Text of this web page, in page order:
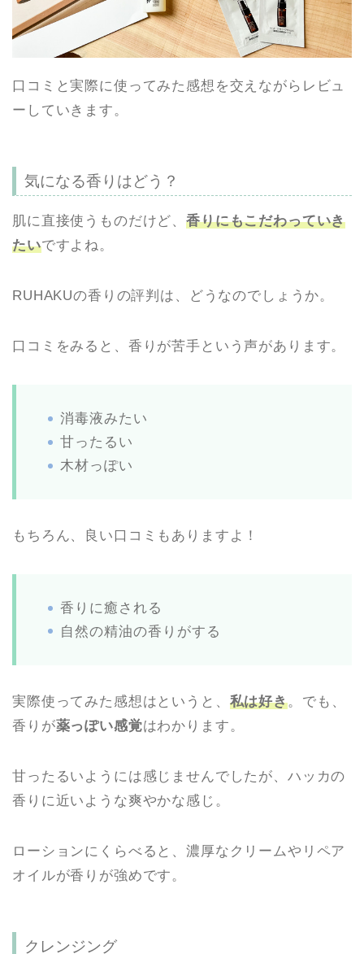
口コミと実際に使ってみた感想を交えながらレビュ
ーしていきます。
気になる香りはどう？
肌に直接使うものだけど、香りにもこだわっていき
たいですよね。
RUHAKUの香りの評判は、どうなのでしょうか。
口コミをみると、香りが苦手という声があります。
消毒液みたい
甘ったるい
木材っぽい
もちろん、良い口コミもありますよ！
香りに癒される
自然の精油の香りがする
実際使ってみた感想はというと、 私は好き。でも、
香りが薬っぽい感覚はわかります。
甘ったるいようには感じませんでしたが、ハッカの
香りに近いような爽やかな感じ。
ローションにくらべると、濃厚なクリームやリペア
オイルが香りが強めです。
クレンジング